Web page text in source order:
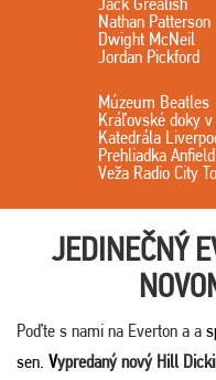
Nathan Patterson
Dwight McNeil
Jordan Pickford
Múzeum Beatles
Kráľovské doky
Katedrála
Prehliadka
Veža Radio City
JEDINEČNÝ
Poďte s nami na Everton a a
sen. Vypredaný nový Hill